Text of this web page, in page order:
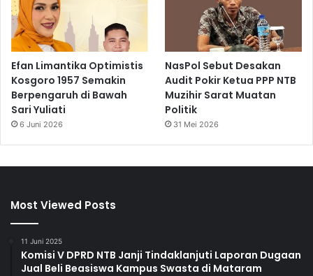
Efan Limantika Optimistis
Kosgoro 1957 Semakin
Berpengaruh di Bawah
Sari Yuliati
6 Juni 2026
NasPol Sebut Desakan
Audit Pokir Ketua PPP NTB
Muzihir Sarat Muatan
Politik
31 Mei 2026
Most Viewed Posts
11 Juni 2025
Komisi V DPRD NTB Janji Tindaklanjuti Laporan Dugaan
Jual Beli Beasiswa Kampus Swasta di Mataram